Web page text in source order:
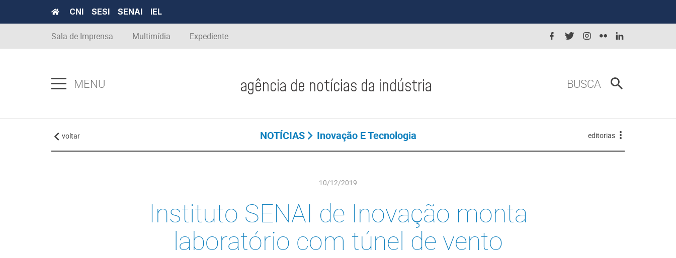
CNI SESI SENAI IEL
Sala de Imprensa Multimídia Expediente
MENU agência de notícias da indústria BUSCA
voltar NOTÍCIAS Inovação E Tecnologia editorias
10/12/2019
Instituto SENAI de Inovação monta
laboratório com túnel de vento